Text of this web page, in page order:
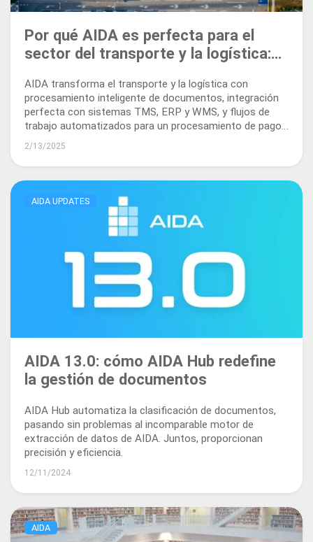
Por qué AIDA es perfecta para el
sector del transporte y la logística:
escalabilidad
AIDA transforma el transporte y la logística con
procesamiento inteligente de documentos, integración
perfecta con sistemas TMS, ERP y WMS, y flujos de
trabajo automatizados para un procesamiento de pagos
más rápido.
2/13/2025
AIDA UPDATES
AIDA 13.0: cómo AIDA Hub redefine
la gestión de documentos
AIDA Hub automatiza la clasificación de documentos,
pasando sin problemas al incomparable motor de
extracción de datos de AIDA. Juntos, proporcionan
precisión y eficiencia.
12/11/2024
AIDA